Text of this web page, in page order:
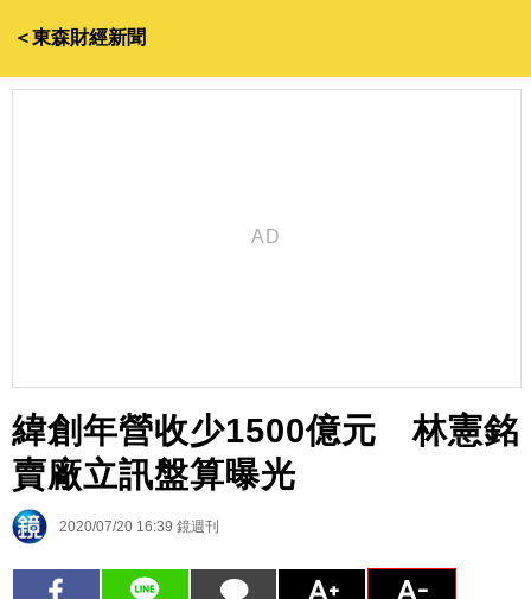
＜東森財經新聞
緯創年營收少1500億元 林憲銘
賣廠立訊盤算曝光
2020/07/20 16:39 鏡週刊